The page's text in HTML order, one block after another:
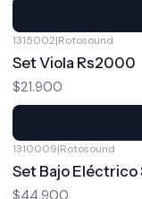
1315002|Rotosound
Set Viola Rs2000
$21.900
1310009|Rotosound
Set Bajo Eléctrico
$44.900